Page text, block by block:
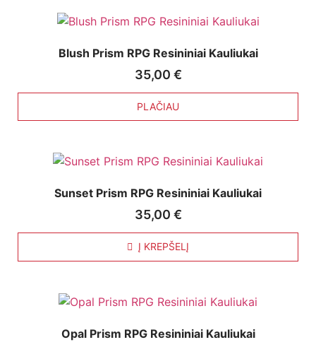
Blush Prism RPG Resininiai Kauliukai
35,00 €
PLAČIAU
Sunset Prism RPG Resininiai Kauliukai
35,00 €
Į KREPŠELĮ
Opal Prism RPG Resininiai Kauliukai